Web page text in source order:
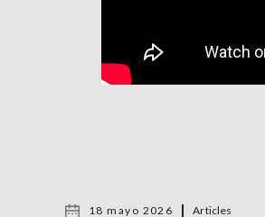
18 mayo 2026 Articles